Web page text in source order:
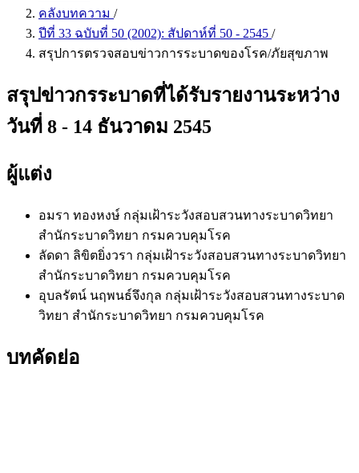
คลังบทความ /
ปีที่ 33 ฉบับที่ 50 (2002): สัปดาห์ที่ 50 - 2545 /
สรุปการตรวจสอบข่าวการระบาดของโรค/ภัยสุขภาพ
สรุปข่าวกรระบาดที่ได้รับรายงานระหว่าง
วันที่ 8 - 14 ธันวาดม 2545
ผู้แต่ง
อมรา ทองหงษ์ กลุ่มเฝ้าระวังสอบสวนทางระบาดวิทยา
สำนักระบาดวิทยา กรมควบคุมโรค
ลัดดา ลิขิตยิ่งวรา กลุ่มเฝ้าระวังสอบสวนทางระบาดวิทยา
สำนักระบาดวิทยา กรมควบคุมโรค
อุบลรัตน์ นฤพนธ์จึงกุล กลุ่มเฝ้าระวังสอบสวนทางระบาด
วิทยา สำนักระบาดวิทยา กรมควบคุมโรค
บทคัดย่อ